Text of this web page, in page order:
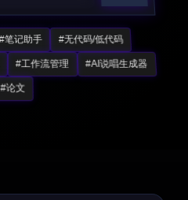
#笔记助手 #无代码/低代码
#工作流管理 #AI说唱生成器
#论文